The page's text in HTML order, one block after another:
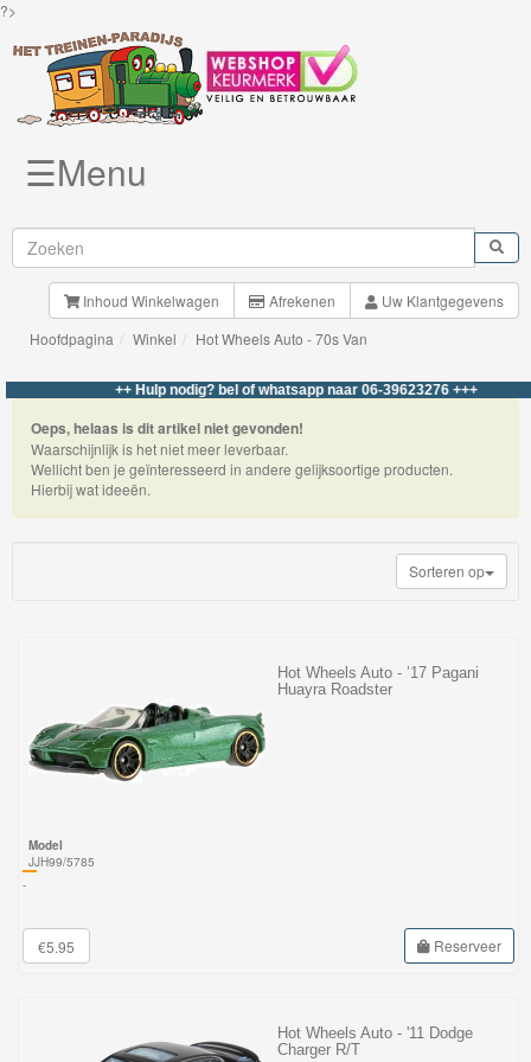
?>
Brio
Treinen
BigJigs
Rails
&
Road
Märklin
Up
Treinen
Trackmaster
Thomas
☰Menu
Inhoud Winkelwagen Afrekenen
Uw Klantgegevens
Hoofdpagina
Winkel Hot Wheels Auto - 70s Van
++ Hulp nodig? bel of whatsapp naar 06-39623276 +++
Oeps, helaas is dit artikel niet gevonden!
Waarschijnlijk is het niet meer leverbaar.
Wellicht ben je geïnteresseerd in andere gelijksoortige producten.
Hierbij wat ideeën.
Sorteren op
Hot Wheels Auto - ’17 Pagani
Huayra Roadster
Model
JJH99/5785
-
€5.95 Reserveer
Hot Wheels Auto - '11 Dodge
Charger R/T